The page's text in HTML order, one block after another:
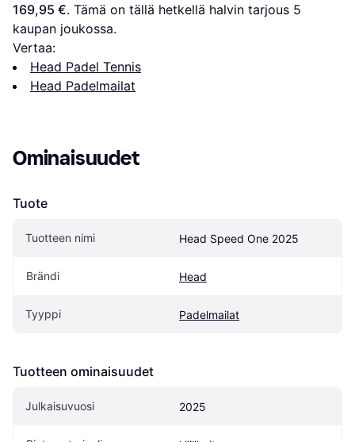
169,95 €. Tämä on tällä hetkellä halvin tarjous 5
kaupan joukossa.
Vertaa:
Head Padel Tennis
Head Padelmailat
Ominaisuudet
Tuote
Tuotteen nimi Head Speed One 2025
Brändi Head
Tyyppi Padelmailat
Tuotteen ominaisuudet
Julkaisuvuosi 2025